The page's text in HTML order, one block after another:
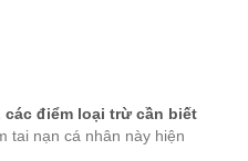
điểm loại trừ cần biết
tai nạn cá nhân này hiện